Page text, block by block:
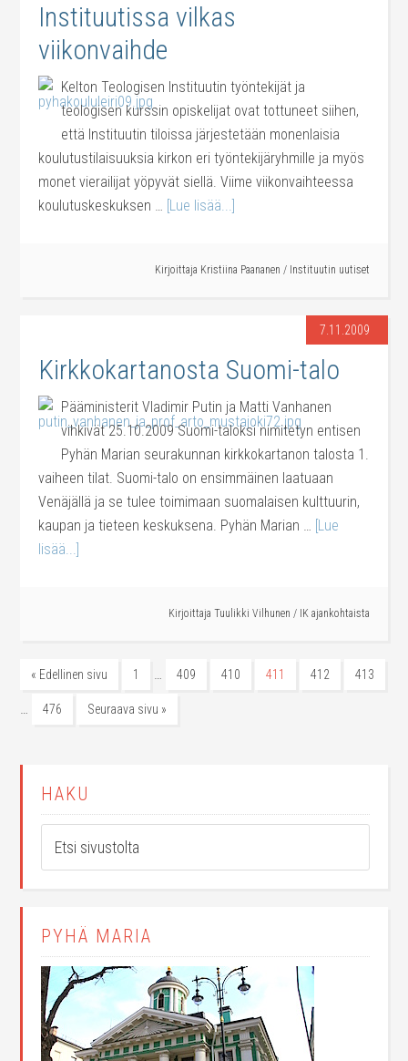
Instituutissa vilkas
viikonvaihde
Kelton Teologisen Instituutin työntekijät ja
teologisen kurssin opiskelijat ovat tottuneet siihen,
että Instituutin tiloissa järjestetään monenlaisia
koulutustilaisuuksia kirkon eri työntekijäryhmille ja myös
monet vierailijat yöpyvät siellä. Viime viikonvaihteessa
koulutuskeskuksen … [Lue lisää...]
Kirjoittaja Kristiina Paananen / Instituutin uutiset
7.11.2009
Kirkkokartanosta Suomi-talo
Pääministerit Vladimir Putin ja Matti Vanhanen
vihkivät 25.10.2009 Suomi-taloksi nimitetyn entisen
Pyhän Marian seurakunnan kirkkokartanon talosta 1.
vaiheen tilat. Suomi-talo on ensimmäinen laatuaan
Venäjällä ja se tulee toimimaan suomalaisen kulttuurin,
kaupan ja tieteen keskuksena. Pyhän Marian … [Lue
lisää...]
Kirjoittaja Tuulikki Vilhunen / IK ajankohtaista
« Edellinen sivu 1 … 409 410 411 412 413
… 476 Seuraava sivu »
HAKU
PYHÄ MARIA